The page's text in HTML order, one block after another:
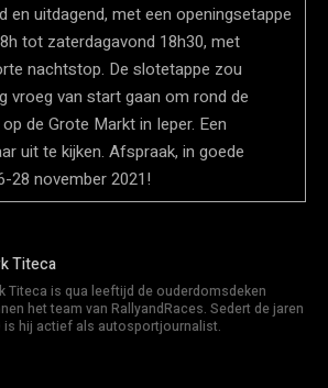
en uitdagend, met een openingsetappe
tot zaterdagavond 18h30, met
nachtstop. De slotetappe zou
vroeg van start gaan om rond de
de Grote Markt in Ieper. Een
uit te kijken. Afspraak, in goede
28 november 2021!
Titeca
Titeca is qua leeftijd de ouderdomsdeken
het team van RallyandRaces. Sedert de jaren
is hij actief als autosportjournalist.